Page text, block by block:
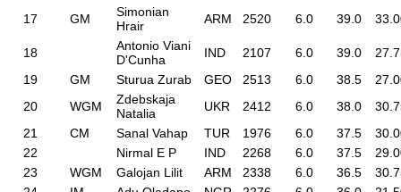
17 GM
Simonian
Hrair
ARM 2520 6.0 39.0
18
Antonio Viani
D'Cunha
IND 2107 6.0 39.0
19
GM Sturua Zurab GEO 2513 6.0 38.5
20
WGM
Zdebskaja
Natalia
UKR 2412 6.0 38.0
21
CM Sanal Vahap TUR 1976 6.0 37.5
22
Nirmal E P IND 2268 6.0 37.5
23
WGM Galojan Lilit ARM 2338 6.0 36.5